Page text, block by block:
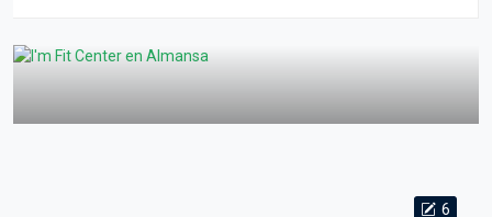
6